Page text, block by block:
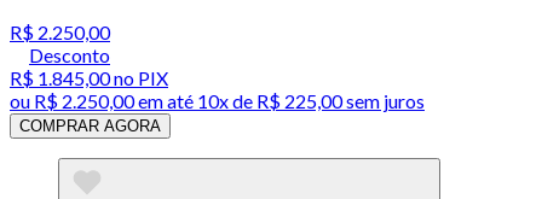
R$ 2.250,00
Desconto
R$ 1.845,00no PIX
ou R$ 2.250,00em até 10x de R$ 225,00 sem juros
COMPRAR AGORA